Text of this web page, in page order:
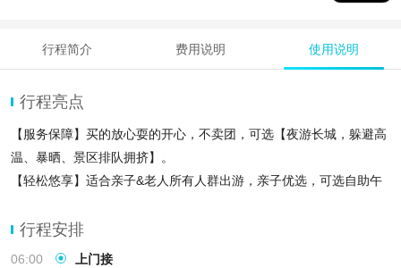
行程简介 费用说明 使用说明
行程亮点
【服务保障】️买的放心耍的开心，不卖团，可选【夜游长城，躲避高
温、暴晒、景区排队拥挤】。
【轻松悠享】适合亲子&老人所有人群出游，亲子优选，可选自助午
【套餐多样化】可升级私家团，五环内专车接送，更多优惠热销线路
可详情左下角在线客服搭配多样化行程
行程安排
06:00 上门接